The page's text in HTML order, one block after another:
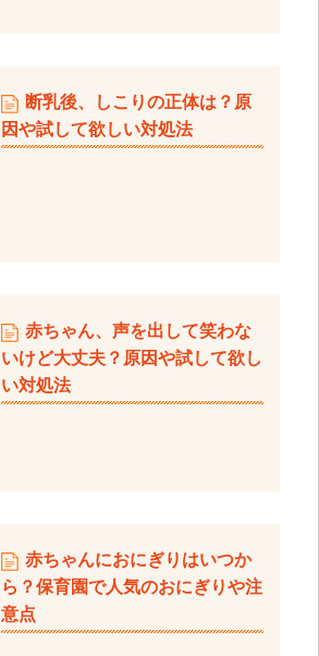
断乳後、しこりの正体は？原
因や試して欲しい対処法
赤ちゃん、声を出して笑わな
いけど大丈夫？原因や試して欲し
い対処法
赤ちゃんにおにぎりはいつか
ら？保育園で人気のおにぎりや注
意点